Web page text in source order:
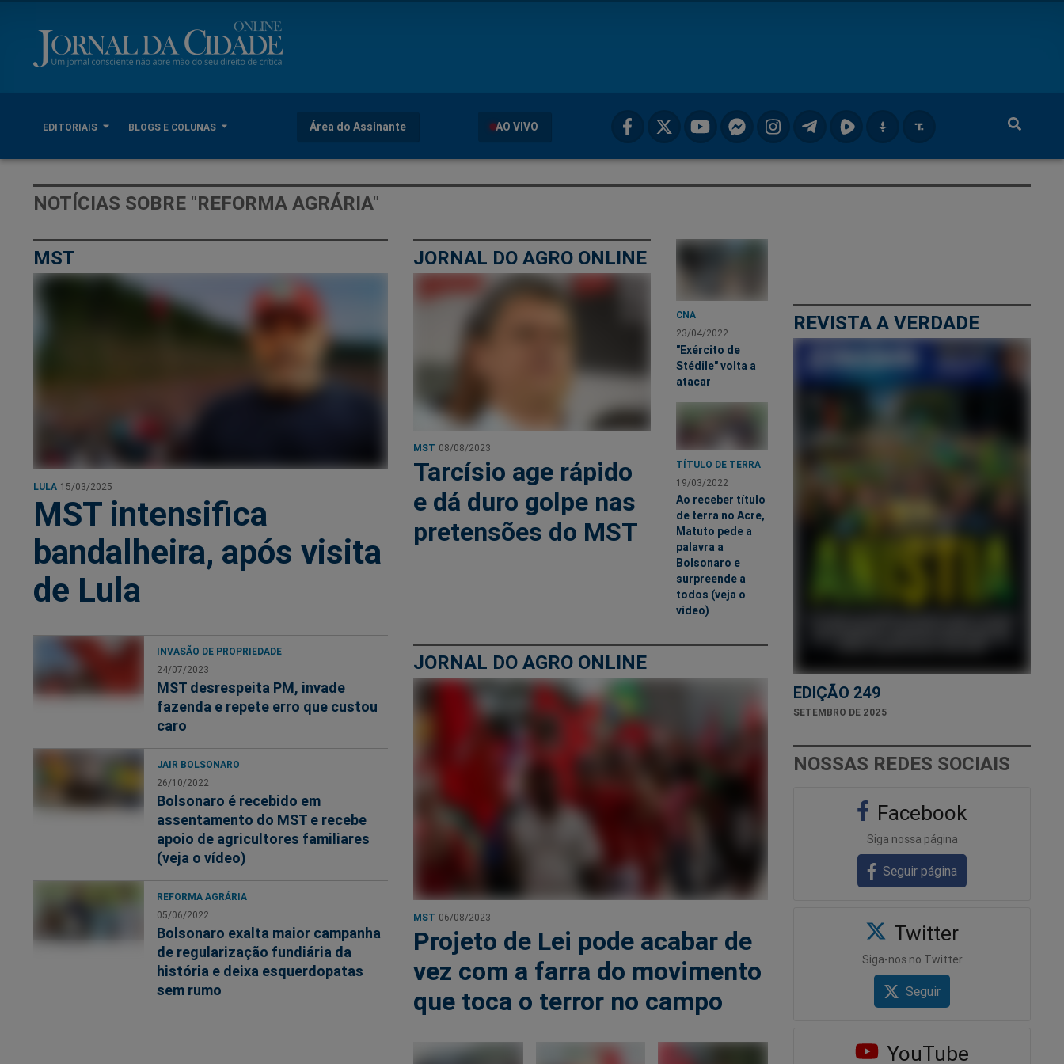
EDITORIAIS BLOGS E COLUNAS Área do Assinante AO VIVO
NOTÍCIAS SOBRE "REFORMA AGRÁRIA"
MST
LULA 15/03/2025
MST intensifica
bandalheira, após visita
de Lula
INVASÃO DE PROPRIEDADE
24/07/2023
MST desrespeita PM, invade
fazenda e repete erro que custou
caro
JAIR BOLSONARO
26/10/2022
Bolsonaro é recebido em
assentamento do MST e recebe
apoio de agricultores familiares
(veja o vídeo)
REFORMA AGRÁRIA
05/06/2022
Bolsonaro exalta maior campanha
de regularização fundiária da
história e deixa esquerdopatas
sem rumo
JORNAL DO AGRO ONLINE
MST 08/08/2023
Tarcísio age rápido
e dá duro golpe nas
pretensões do MST
CNA
23/04/2022
"Exército de
Stédile" volta a
atacar
TÍTULO DE TERRA
19/03/2022
Ao receber título
de terra no Acre,
Matuto pede a
palavra a
Bolsonaro e
surpreende a
todos (veja o
vídeo)
JORNAL DO AGRO ONLINE
MST 06/08/2023
Projeto de Lei pode acabar de
vez com a farra do movimento
que toca o terror no campo
REVISTA A VERDADE
EDIÇÃO 249
SETEMBRO DE 2025
NOSSAS REDES SOCIAIS
Facebook
Siga nossa página
Seguir página
Twitter
Siga-nos no Twitter
Seguir
YouTube